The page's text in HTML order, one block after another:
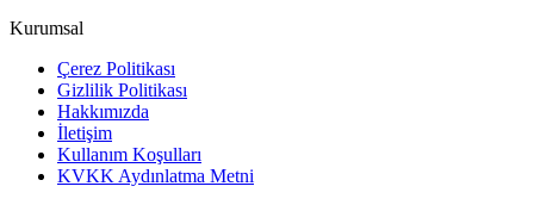
Kurumsal
Çerez Politikası
Gizlilik Politikası
Hakkımızda
İletişim
Kullanım Koşulları
KVKK Aydınlatma Metni